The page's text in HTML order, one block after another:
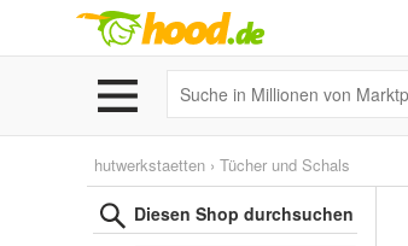
hutwerkstaetten › Tücher und Schals
Diesen Shop durchsuchen